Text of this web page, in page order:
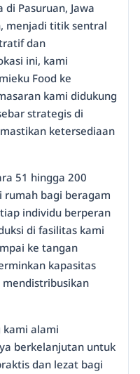
Pasuruan, Jawa
menjadi titik sentral
dan
ini, kami
Food ke
kami didukung
strategis di
ketersediaan
51 hingga 200
rumah bagi beragam
individu berperan
di fasilitas kami
ke tangan
kapasitas
kami alami
berkelanjutan untuk
dan lezat bagi